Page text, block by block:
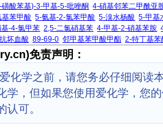
磺酸苯基)-3-甲基-5-吡唑酮 4-硝基邻苯二甲酰亚
苯甲酸 5-氨基-2-氯苯甲酸 5-溴水杨酸 5-甲基
-4-氯甲苯 2,5-二氯硝基苯 4-甲基-2-硝基苯胺
坏血酸 89-69-0 邻甲基苯甲酸甲酯 2-特丁基苯
免责声明：
化学之前，请您务必仔细阅读
学，但如果您使用爱化学，您
认可。